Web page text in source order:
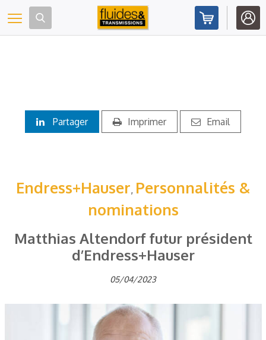
Toggle navigation
Partager Imprimer Email
Endress+Hauser, Personnalités &
nominations
Matthias Altendorf futur président
d’Endress+Hauser
05/04/2023
Panneau de gestion des cookies